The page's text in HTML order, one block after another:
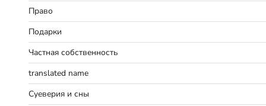
Право
Подарки
Частная собственность
translated name
Суеверия и сны